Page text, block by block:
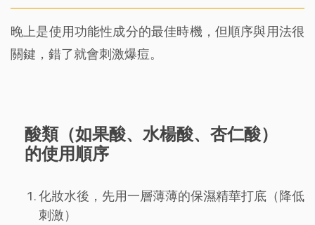
晚上是使用功能性成分的最佳時機，但順序與用法很
關鍵，錯了就會刺激爆痘。
酸類（如果酸、水楊酸、杏仁酸）
的使用順序
化妝水後，先用一層薄薄的保濕精華打底（降低
刺激）